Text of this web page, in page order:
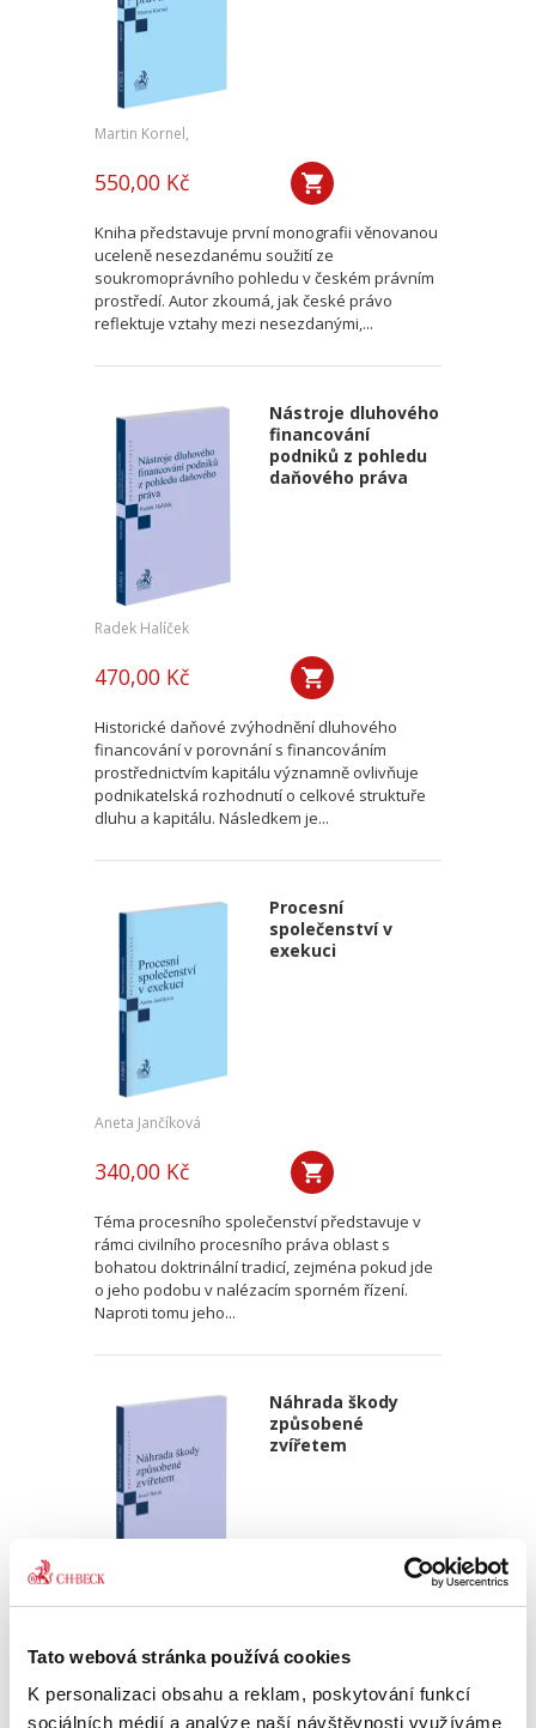
Tato webová stránka používá cookies
K personalizaci obsahu a reklam, poskytování funkcí
sociálních médií a analýze naší návštěvnosti využíváme
Martin Kornel,
550,00 Kč
Kniha představuje první monografii věnovanou
uceleně nesezdanému soužití ze
soukromoprávního pohledu v českém právním
prostředí. Autor zkoumá, jak české právo
reflektuje vztahy mezi nesezdanými,...
Nástroje dluhového
financování
podniků z pohledu
daňového práva
Radek Halíček
470,00 Kč
Historické daňové zvýhodnění dluhového
financování v porovnání s financováním
prostřednictvím kapitálu významně ovlivňuje
podnikatelská rozhodnutí o celkové struktuře
dluhu a kapitálu. Následkem je...
Procesní
společenství v
exekuci
Aneta Jančíková
340,00 Kč
Téma procesního společenství představuje v
rámci civilního procesního práva oblast s
bohatou doktrinální tradicí, zejména pokud jde
o jeho podobu v nalézacím sporném řízení.
Naproti tomu jeho...
Náhrada škody
způsobené
zvířetem
390,00 Kč
Publikace pojednává o předpokladech vzniku